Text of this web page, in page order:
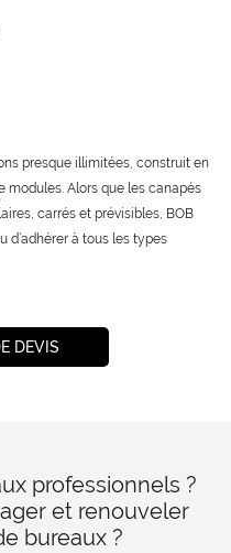
presque illimitées, construit en
modules. Alors que les canapés
carrés et prévisibles, BOB
d’adhérer à tous les types
DEVIS
professionnels ?
et renouveler
bureaux ?